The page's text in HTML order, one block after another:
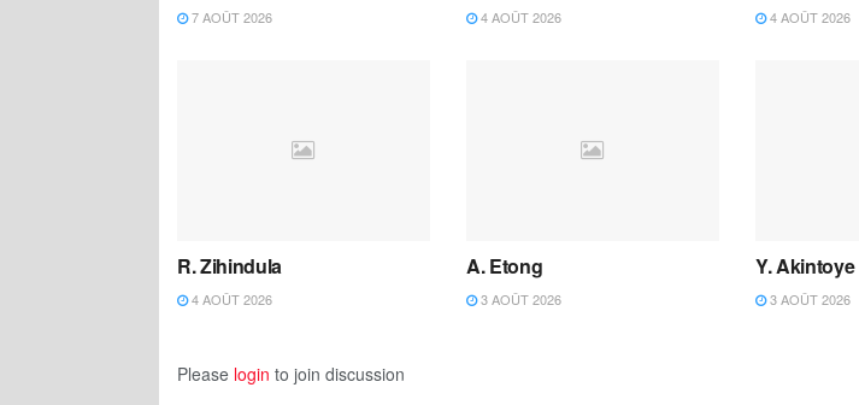
7 AOÛT 2026 4 AOÛT 2026 4 AOÛT 2026
R. Zihindula
4 AOÛT 2026
A. Etong
3 AOÛT 2026
Y. Akintoye
3 AOÛT 2026
Please login to join discussion